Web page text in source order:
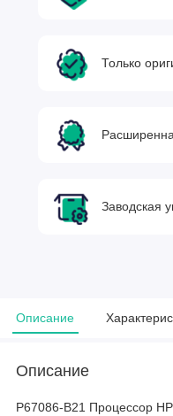
Только
Заводская
Описание
Описание
P67086-B21 Процессор